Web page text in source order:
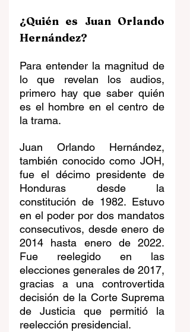
¿Quién es Juan Orlando
Hernández?
Para entender la magnitud de
lo que revelan los audios,
primero hay que saber quién
es el hombre en el centro de
la trama.
Juan Orlando Hernández,
también conocido como JOH,
fue el décimo presidente de
Honduras desde la
constitución de 1982. Estuvo
en el poder por dos mandatos
consecutivos, desde enero de
2014 hasta enero de 2022.
Fue reelegido en las
elecciones generales de 2017,
gracias a una controvertida
decisión de la Corte Suprema
de Justicia que permitió la
reelección presidencial.